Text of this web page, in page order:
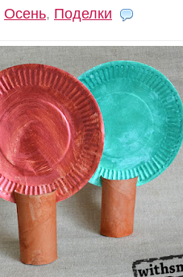
Осень, Поделки